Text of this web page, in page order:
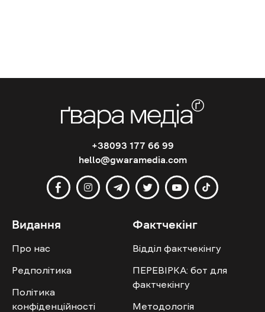
+38093 177 66 99
hello@gwaramedia.com
Видання
Про нас
Редполітика
Політика
конфіденційності
Фактчекінг
Відділ фактчекінгу
ПЕРЕВІРКА: бот для
фактчекінгу
Методологія